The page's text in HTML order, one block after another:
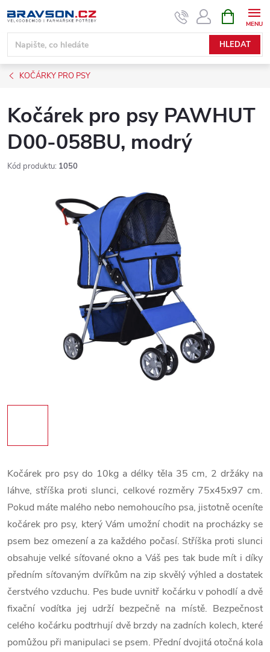
na
obsah
HLEDAT
NÁKUPNÍ
KOŠÍK
KOČÁRKY PRO PSY
Kočárek pro psy PAWHUT
D00-058BU, modrý
Kód produktu: 1050
Kočárek pro psy do 10kg a délky těla 35 cm, 2 držáky na
láhve, stříška proti slunci, celkové rozměry 75x45x97 cm.
Pokud máte malého nebo nemohoucího psa, jistotně oceníte
kočárek pro psy, který Vám umožní chodit na procházky se
psem bez omezení a za každého počasí. Stříška proti slunci
obsahuje velké síťované okno a Váš pes tak bude mít i díky
předním síťovaným dvířkům na zip skvělý výhled a dostatek
čerstvého vzduchu. Pes bude uvnitř kočárku v pohodlí a dvě
fixační vodítka jej udrží bezpečně na místě. Bezpečnost
celého kočárku podtrhují dvě brzdy na zadních kolech, které
pomůžou při manipulaci se psem. Přední dvojitá otočná kola